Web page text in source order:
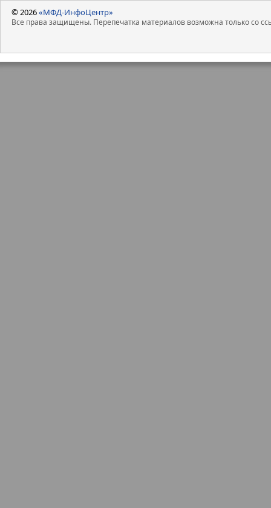
© 2026«МФД-ИнфоЦентр»
Все права защищены. Перепечатка материалов возможна только со